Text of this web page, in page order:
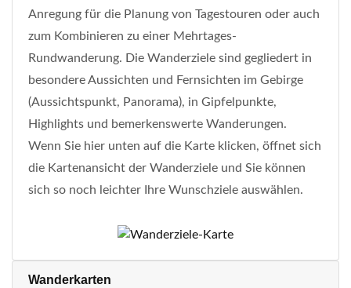
Anregung für die Planung von Tagestouren oder auch
zum Kombinieren zu einer Mehrtages-
Rundwanderung. Die Wanderziele sind gegliedert in
besondere Aussichten und Fernsichten im Gebirge
(Aussichtspunkt, Panorama), in Gipfelpunkte,
Highlights und bemerkenswerte Wanderungen.
Wenn Sie hier unten auf die Karte klicken, öffnet sich
die Kartenansicht der Wanderziele und Sie können
sich so noch leichter Ihre Wunschziele auswählen.
Wanderkarten